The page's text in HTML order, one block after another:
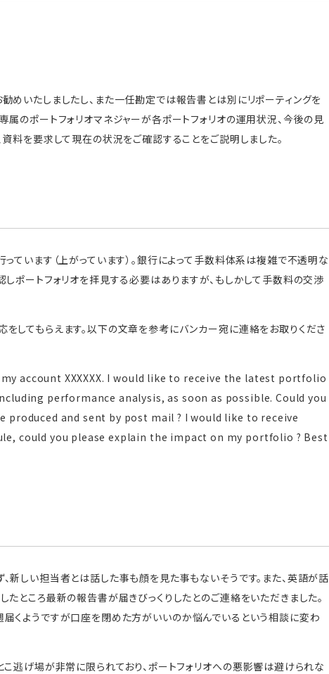
めいたしましたし、また一任勘定では報告書とは別にリポーティングを
属のポートフォリオマネジャーが各ポートフォリオの運用状況、今後の見
料を要求して現在の状況をご確認することをご説明しました。
ています（上がっています）。銀行によって手数料体系は複雑で不透明な
ポートフォリオを拝見する必要はありますが、もしかして手数料の交渉
してもらえます。以下の文章を参考にバンカー宛に連絡をお取りくださ
my account XXXXXX. I would like to receive the latest portfolio
performance analysis, as soon as possible. Could you
and sent by post mail ? I would like to receive
could you please explain the impact on my portfolio ? Best
新しい担当者とは話した事も顔を見た事もないそうです。また、英語が話
ところ最新の報告書が届きびっくりしたとのご連絡をいただきました。
ようですが口座を閉めた方がいいのか悩んでいるという相談に変わ
こ逃げ場が非常に限られており、ポートフォリオへの悪影響は避けられな